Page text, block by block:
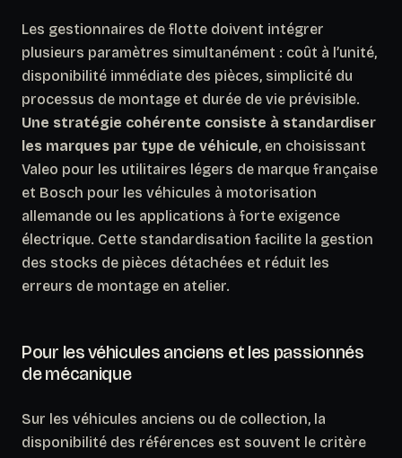
Les gestionnaires de flotte doivent intégrer
plusieurs paramètres simultanément : coût à l’unité,
disponibilité immédiate des pièces, simplicité du
processus de montage et durée de vie prévisible.
Une stratégie cohérente consiste à standardiser
les marques par type de véhicule, en choisissant
Valeo pour les utilitaires légers de marque française
et Bosch pour les véhicules à motorisation
allemande ou les applications à forte exigence
électrique. Cette standardisation facilite la gestion
des stocks de pièces détachées et réduit les
erreurs de montage en atelier.
Pour les véhicules anciens et les passionnés
de mécanique
Sur les véhicules anciens ou de collection, la
disponibilité des références est souvent le critère